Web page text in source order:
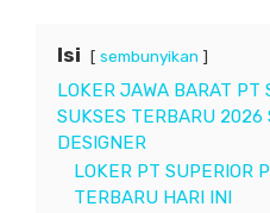
Isi sembunyikan
LOKER JAWA BARAT PT
SUKSES TERBARU 2026
DESIGNER
LOKER PT SUPERIOR
TERBARU HARI INI